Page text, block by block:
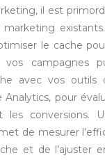
il est
le cache
campagnes
avec vos outils
pour
les conversions.
de mesurer
et de l’ajuster